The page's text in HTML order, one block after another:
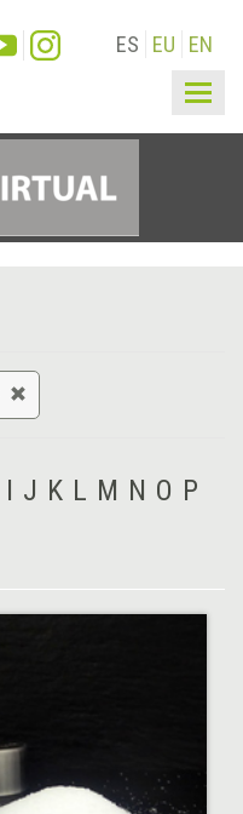
ES EU EN
I J K L M N O P